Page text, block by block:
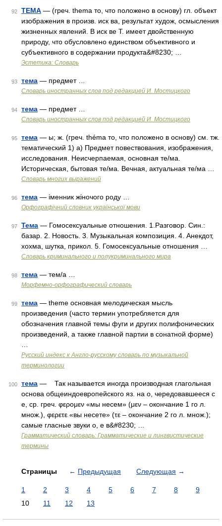
92 ТЕМА — (греч. thema то, что положено в основу) гл. объект
изображения в произв. иск ва, результат худож, осмысления
жизненных явлений. В иск ве Т. имеет двойственную
природу, что обусловлено единством объективного и
субъективного в содержании продукта&#8230; …
Эстетика: Словарь
93 тема — предмет …
Словарь иностранных слов под редакцией И. Мостицкого
94 тема — предмет …
Словарь иностранных слов под редакцией И. Мостицкого
95 тема — ы; ж. (греч. théma то, что положено в основу) см. тж.
тематический 1) а) Предмет повествования, изображения,
исследования. Неисчерпаемая, основная те/ма.
Историческая, бытовая те/ма. Вечная, актуальная те/ма …
Словарь многих выражений
96 тема — іменник жіночого роду …
Орфографічний словник української мови
97 Тема — Гомосексуальные отношения. 1.Разговор. Син.:
базар. 2. Новость. 3. Музыкальная композиция. 4. Анекдот,
хохма, шутка, прикол. 5. Гомосексуальные отношения …
Словарь криминального и полукриминального мира
98 тема — тем/а …
Морфемно-орфографический словарь
99 тема — theme основная мелодическая мысль
произведения (часто термин употребляется для
обозначения главной темы фуги и других полифонических
произведений, а также главной партии в сонатной форме)
Русский индекс к Англо-русскому словарь по музыкальной
терминологии
100 тема — Так называется иногда производная глагольная
основа общеиндоевропейского яз. на о, чередовавшееся с
е, ср. греч. φερομεν «мы несем» (μεν – окончание 1 го л.
множ.), φερετε «вы несете» (τε – окончание 2 го л. множ.);
самые гласные звуки о, е в&#8230; …
Грамматический словарь: Грамматические и лингвистические
термины
Страницы ← Предыдущая Следующая →
1 2 3 4 5 6 7 8
9
10
11 12 13